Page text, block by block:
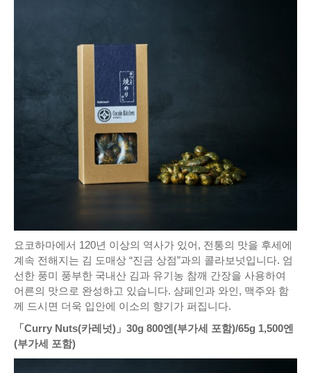
요코하마에서 120년 이상의 역사가 있어, 전통의 맛을 후세에
계속 전해지는 김 도매상 “진금 상점”과의 콜라보넛입니다. 엄
선한 풍미 풍부한 국내산 김과 유기농 참깨 간장을 사용하여
어른의 맛으로 완성하고 있습니다. 샴페인과 와인, 맥주와 함
께 드시면 더욱 입안에 이소의 향기가 퍼집니다.
「Curry Nuts(카레넛)」30g 800엔(부가세 포함)/65g 1,500엔
(부가세 포함)